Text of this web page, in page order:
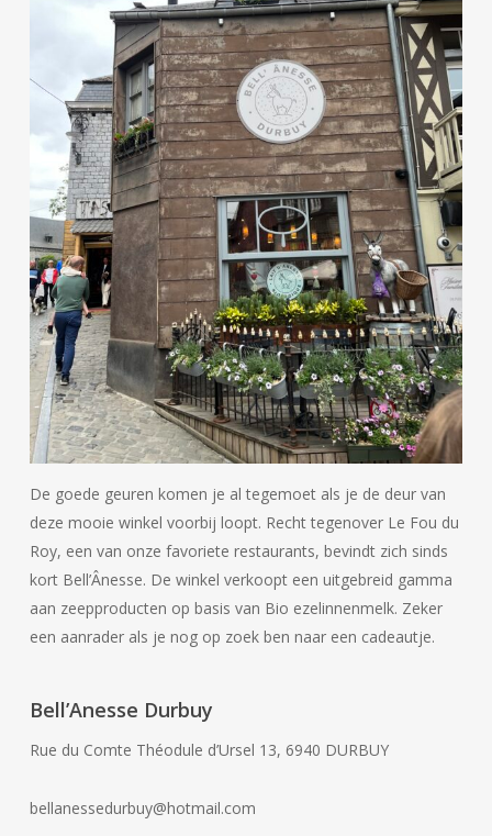
De goede geuren komen je al tegemoet als je de deur van
deze mooie winkel voorbij loopt. Recht tegenover Le Fou du
Roy, een van onze favoriete restaurants, bevindt zich sinds
kort Bell’Ânesse. De winkel verkoopt een uitgebreid gamma
aan zeepproducten op basis van Bio ezelinnenmelk. Zeker
een aanrader als je nog op zoek ben naar een cadeautje.
Bell’Anesse Durbuy
Rue du Comte Théodule d’Ursel 13, 6940 DURBUY
bellanessedurbuy@hotmail.com